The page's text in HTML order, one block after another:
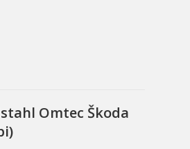
Omtec Škoda